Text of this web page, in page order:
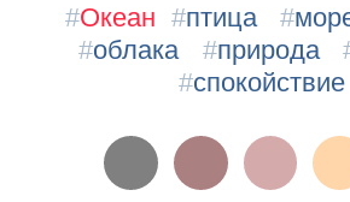
#Океан #птица #
#облака #природа
#спокойствие